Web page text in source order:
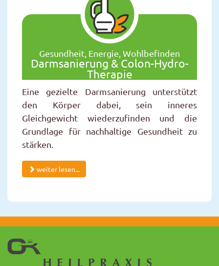
Gesundheit, Energie, Wohlbefinden
Darmsanierung & Colon-Hydro-
Therapie
Eine gezielte Darmsanierung unterstützt
den Körper dabei, sein inneres
Gleichgewicht wiederzufinden und die
Grundlage für nachhaltige Gesundheit zu
stärken.
weiter lesen...